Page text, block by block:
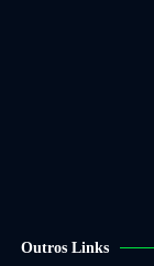
Outros Links